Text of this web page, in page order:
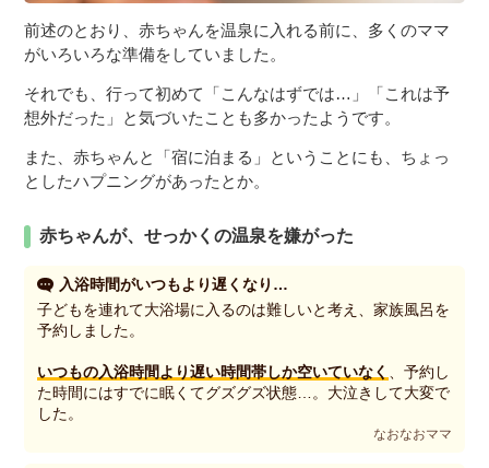
前述のとおり、赤ちゃんを温泉に入れる前に、多くのママ
がいろいろな準備をしていました。
それでも、行って初めて「こんなはずでは…」「これは予
想外だった」と気づいたことも多かったようです。
また、赤ちゃんと「宿に泊まる」ということにも、ちょっ
としたハプニングがあったとか。
赤ちゃんが、せっかくの温泉を嫌がった
入浴時間がいつもより遅くなり…
子どもを連れて大浴場に入るのは難しいと考え、家族風呂を
予約しました。
いつもの入浴時間より遅い時間帯しか空いていなく
、予約し
た時間にはすでに眠くてグズグズ状態…。大泣きして大変で
した。
なおなおママ